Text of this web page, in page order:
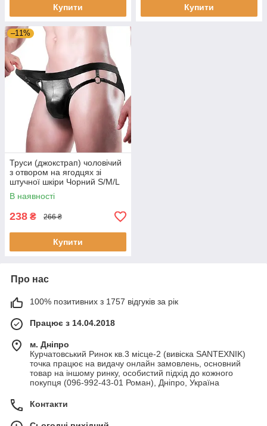
Купити Купити
–11%
Труси (джокстрап) чоловічий
з отвором на ягодцях зі
штучної шкіри Чорний S/M/L
В наявності
238 ₴ 266 ₴
Купити
Про нас
100% позитивних з 1757 відгуків за рік
Працює з 14.04.2018
м. Дніпро
Курчатовський Ринок кв.3 місце-2 (вивіска SANTEXNIK)
точка працює на видачу онлайн замовлень, основний
товар на іншому ринку, особистий підхід до кожного
покупця (096-992-43-01 Роман), Дніпро, Україна
Контакти